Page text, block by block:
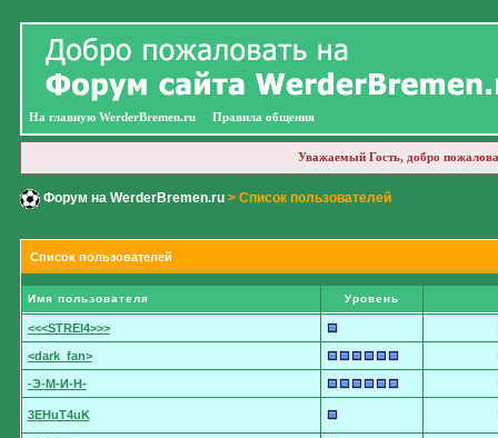
На главную WerderBremen.ru Правила общения
Уважаемый Гость, добро
Форум на WerderBremen.ru> Список пользователей
Список пользователей
Имя пользователя Уровень
<<<STREI4>>>
<dark_fan>
-Э-М-И-Н-
3EHuT4uK